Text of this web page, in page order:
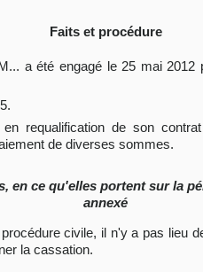
Faits et procédure
a été engagé le 25 mai
requalification de son
de diverses sommes.
en ce qu'elles portent sur la
annexé
civile, il n'y a pas lieu
la cassation.